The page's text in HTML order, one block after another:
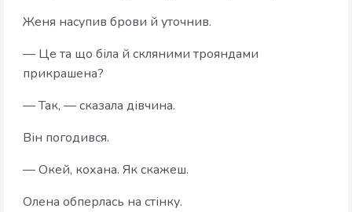
Женя насупив брови й уточнив.
— Це та що біла й скляними трояндами
прикрашена?
— Так, — сказала дівчина.
Він погодився.
— Окей, кохана. Як скажеш.
Олена обперлась на стінку.